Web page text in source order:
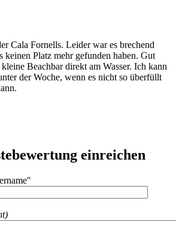
Cala Fornells. Leider war es brechend
keinen Platz mehr gefunden haben. Gut
Beachbar direkt am Wasser. Ich kann
der Woche, wenn es nicht so überfüllt
einreichen